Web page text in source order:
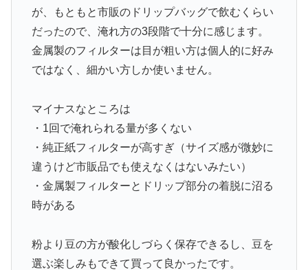
が、もともと市販のドリップバッグで飲むくらい
だったので、淹れ方の3段階で十分に感じます。
金属製のフィルターは目が粗い方は個人的に好み
ではなく、細かい方しか使いません。
マイナスなところは
・1回で淹れられる量が多くない
・純正紙フィルターが高すぎ（サイズ感が微妙に
違うけど市販品でも使えなくはないみたい）
・金属製フィルターとドリップ部分の着脱に沼る
時がある
粉より豆の方が酸化しづらく保存できるし、豆を
選ぶ楽しみもできて買って良かったです。